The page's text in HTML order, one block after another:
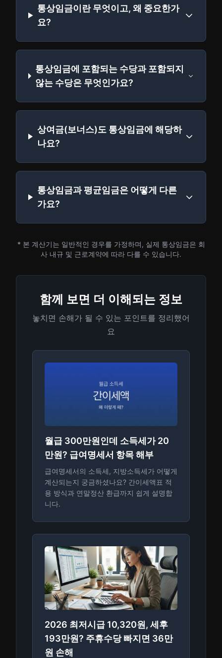
통상임금이란 무엇이고, 왜 중요한가
요?
통상임금에 포함되는 수당과 포함되지
않는 수당은 무엇인가요?
상여금(보너스)도 통상임금에 해당하
나요?
통상임금과 평균임금은 어떻게 다른
가요?
* 본 계산기는 일반적인 경우를 가정하며, 실제 통상임금은 회
사 내규 및 근로계약에 따라 다를 수 있습니다.
함께 보면 더 이해되는 정보
놓치면 손해가 될 수 있는 포인트를 정리했어
요
월급 300만원인데 소득세가 20
만원? 급여명세서 항목 해부
급여명세서의 소득세, 지방소득세가 어떻게
계산되는지 궁금하셨나요? 간이세액표 적
용 방식과 연말정산 환급까지 쉽게 설명합
니다.
2026 최저시급 10,320원, 세후
193만원? 주휴수당 빠지면 36만
원 손해